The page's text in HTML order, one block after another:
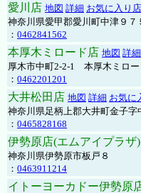
愛川店 地図 詳細 お気に入り
神奈川県愛甲郡愛川町中津９７
： 0462841562
本厚木ミロード店 地図 詳細
厚木市中町2-2-1 本厚木ミロ
： 0462201201
大井松田店 地図 詳細 お気に
神奈川県足柄上郡大井町金子字
： 0465828168
伊勢原店(エムアイプラザ)
神奈川県伊勢原市板戸８
： 0463911214
イトーヨーカドー伊勢原